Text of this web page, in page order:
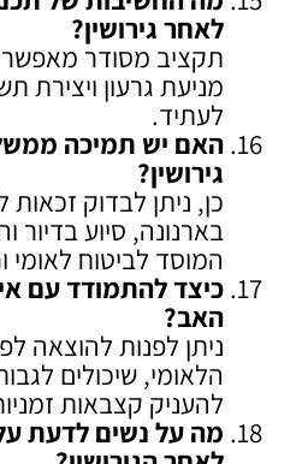
לאחר גירושין?
תקציב מסודר
מניעת גרעון ויצירת
לעתיד.
האם יש תמיכה
גירושין?
כן, ניתן לבדוק
בארנונה, סיוע בדיור
המוסד לביטוח לאומי
כיצד להתמודד עם
האב?
ניתן לפנות להוצאה
הלאומי, שיכולים
להעניק קצבאות
מה על נשים לדעת